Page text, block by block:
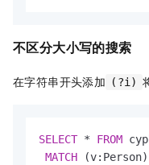
不区分大小写的搜索
在字符串开头添加 (?i)
SELECT * FROM
MATCH (v:Person)